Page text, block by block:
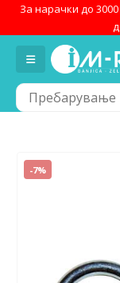
За нарачки до
-7%